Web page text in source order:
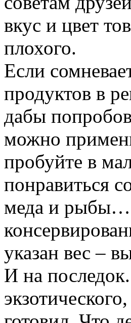
вкус и цвет
плохого.
Если
продуктов в
дабы
можно
пробуйте в
понравиться
меда и рыбы…
указан вес –
И на